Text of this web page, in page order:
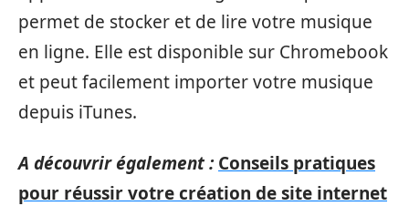
permet de stocker et de lire votre musique
en ligne. Elle est disponible sur Chromebook
et peut facilement importer votre musique
depuis iTunes.
A découvrir également : Conseils pratiques
pour réussir votre création de site internet